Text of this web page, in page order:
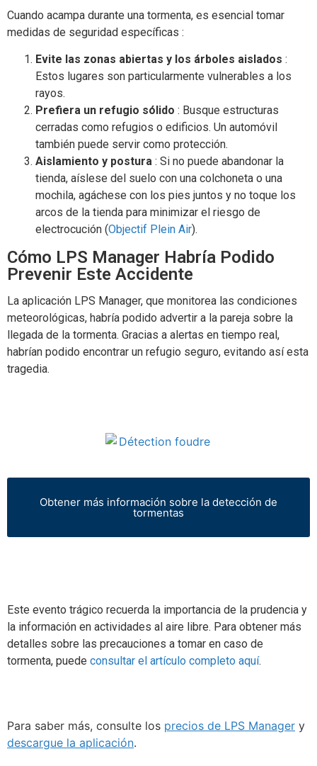
Cuando acampa durante una tormenta, es esencial tomar
medidas de seguridad específicas :
Evite las zonas abiertas y los árboles aislados :
Estos lugares son particularmente vulnerables a los
rayos.
Prefiera un refugio sólido : Busque estructuras
cerradas como refugios o edificios. Un automóvil
también puede servir como protección.
Aislamiento y postura : Si no puede abandonar la
tienda, aíslese del suelo con una colchoneta o una
mochila, agáchese con los pies juntos y no toque los
arcos de la tienda para minimizar el riesgo de
electrocución​ (Objectif Plein Air)​.
Cómo LPS Manager Habría Podido
Prevenir Este Accidente
La aplicación LPS Manager, que monitorea las condiciones
meteorológicas, habría podido advertir a la pareja sobre la
llegada de la tormenta. Gracias a alertas en tiempo real,
habrían podido encontrar un refugio seguro, evitando así esta
tragedia​.
Obtener más información sobre la detección de
tormentas
Este evento trágico recuerda la importancia de la prudencia y
la información en actividades al aire libre. Para obtener más
detalles sobre las precauciones a tomar en caso de
tormenta, puede consultar el artículo completo aquí.
Para saber más, consulte los precios de LPS Manager y
descargue la aplicación.